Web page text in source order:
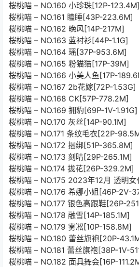
桜桃喵 – NO.160 小珍珠[12P-123.4M]
桜桃喵 – NO.161 瞌睡[43P-223.6M]
桜桃喵 – NO.162 晚风[14P-217M]
桜桃喵 – NO.163 蓝衬衫[44P-1.1G]
桜桃喵 – NO.164 瑶[37P-953.6M]
桜桃喵 – NO.165 粉猫猫[17P-39M]
桜桃喵 – NO.166 小美人鱼[17P-
桜桃喵 – NO.167 2b花嫁[72P-1.53G]
桜桃喵 – NO.168 CK[57P-778.2M]
桜桃喵 – NO.169 拥豹[69P-1V-1.91G]
桜桃喵 – NO.170 灰丝[14P-90.1M]
桜桃喵 – NO.171 条纹毛衣[22P-
桜桃喵 – NO.172 捆绑[51P-365.8M]
桜桃喵 – NO.173 刻晴[29P-265.1M]
桜桃喵 – NO.174 拢花[26P-329.2M]
桜桃喵 – NO.175 2023年12月 透明
桜桃喵 – NO.176 希娜小姐[46P-2V-
桜桃喵 – NO.177 银色高跟鞋[26P-
桜桃喵 – NO.178 融雪[14P-185.1M]
桜桃喵 – NO.179 雾凇[10P-158.8M]
桜桃喵 – NO.180 蕾丝旗袍[20P-
桜桃喵 – NO.181 蕾丝旗袍[38P-1V-
桜桃喵 – NO.182 面具舞会[16P-